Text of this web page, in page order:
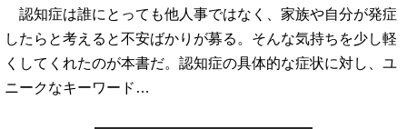
認知症は誰にとっても他人事ではなく、家族や自分が発症
したらと考えると不安ばかりが募る。そんな気持ちを少し軽
くしてくれたのが本書だ。認知症の具体的な症状に対し、ユ
ニークなキーワード…